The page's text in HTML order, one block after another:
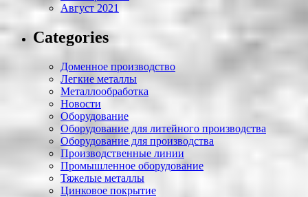
Август 2021
Categories
Доменное производство
Легкие металлы
Металлообработка
Новости
Оборудование
Оборудование для литейного производства
Оборудование для производства
Производственные линии
Промышленное оборудование
Тяжелые металлы
Цинковое покрытие